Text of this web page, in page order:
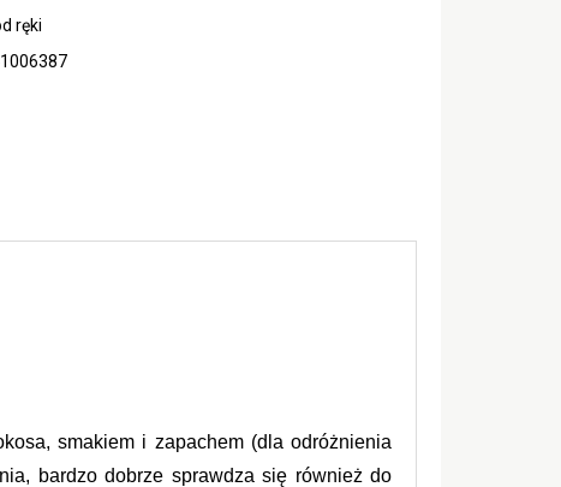
ręki
smakiem i zapachem (dla odróżnienia
bardzo dobrze sprawdza się również do